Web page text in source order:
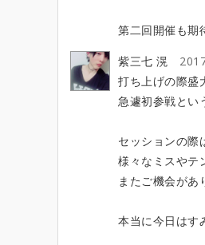
第二回開催も期
紫三七 滉
打ち上げの際盛
急遽初参戦とい
セッションの際
様々なミスやテ
またご機会があ
本当に今日はす